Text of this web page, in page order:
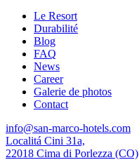
Le Resort
Durabilité
Blog
FAQ
News
Career
Galerie de photos
Contact
info@san-marco-hotels.com
Localitá Cini 31a,
22018 Cima di Porlezza (CO)